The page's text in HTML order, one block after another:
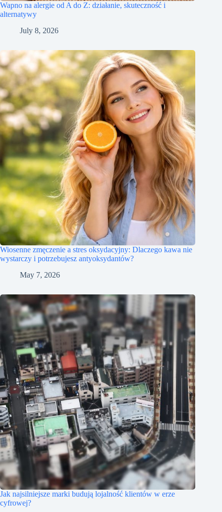
Wapno na alergie od A do Z: działanie, skuteczność i
alternatywy
July 8, 2026
Wiosenne zmęczenie a stres oksydacyjny: Dlaczego kawa nie
wystarczy i potrzebujesz antyoksydantów?
May 7, 2026
Jak najsilniejsze marki budują lojalność klientów w erze
cyfrowej?